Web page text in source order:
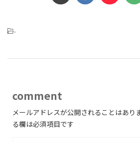
-
comment
メールアドレスが公開されることはあり
る欄は必須項目です